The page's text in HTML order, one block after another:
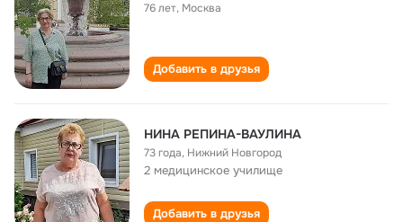
76 лет, Москва
Добавить в друзья
НИНА РЕПИНА-ВАУЛИНА
73 года, Нижний Новгород
2 медицинское училище
Добавить в друзья